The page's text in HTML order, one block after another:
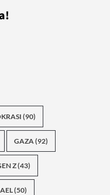
(90)
GAZA(92)
Z(43)
(50)